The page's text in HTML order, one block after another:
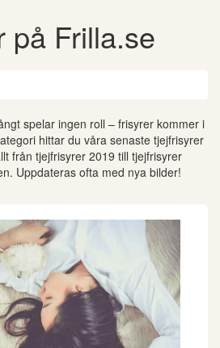
på Frilla.se
spelar ingen roll – frisyrer kommer i
hittar du våra senaste tjejfrisyrer
från tjejfrisyrer 2019 till tjejfrisyrer
Uppdateras ofta med nya bilder!